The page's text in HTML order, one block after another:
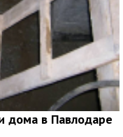
дома в Павлодаре